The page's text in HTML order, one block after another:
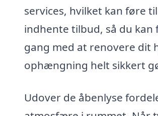
services, hvilket kan føre
indhente tilbud, så du kan
gang med at renovere dit
ophængning helt sikkert
Udover de åbenlyse